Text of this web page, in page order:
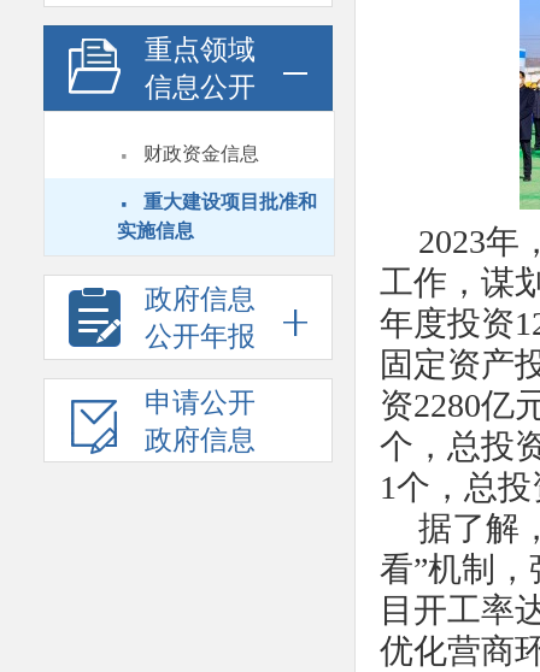
重点领域
信息公开
· 财政资金信息
·
重大建设项目批准和
实施信息
政府信息
公开年报
申请公开
政府信息
2023年
工作，谋
年度投资
固定资产
资2280亿
个，总投
1个，总
据了解
看”机制
目开工率
优化营商